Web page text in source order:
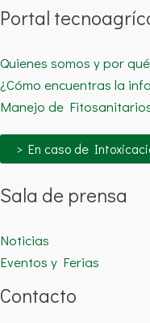
Portal
Quienes somos y por
¿Cómo encuentras la
Manejo de
> En caso de
Sala de prensa
Noticias
Eventos y Ferias
Contacto